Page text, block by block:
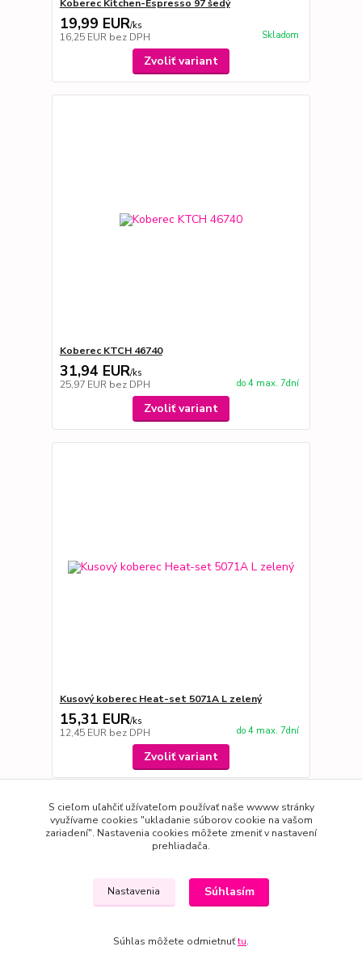
Koberec Kitchen-Espresso 97 šedý
19,99 EUR/ks
16,25 EUR bez DPH Skladom
Zvoliť variant
Koberec KTCH 46740
31,94 EUR/ks
25,97 EUR bez DPH do 4 max. 7dní
Zvoliť variant
Kusový koberec Heat-set 5071A L zelený
15,31 EUR/ks
12,45 EUR bez DPH do 4 max. 7dní
Zvoliť variant
S cieľom uľahčiť užívateľom používať naše wwww stránky
využívame cookies "ukladanie súborov cookie na vašom
zariadení". Nastavenia cookies môžete zmeniť v nastavení
prehliadača.
Nastavenia Súhlasím
Súhlas môžete odmietnuťtu.